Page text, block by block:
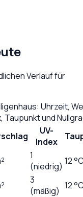
Verlauf für
: Uhrzeit,
Taupunkt und
UV-
Index
1
(niedrig) 12
3
(mäßig) 12